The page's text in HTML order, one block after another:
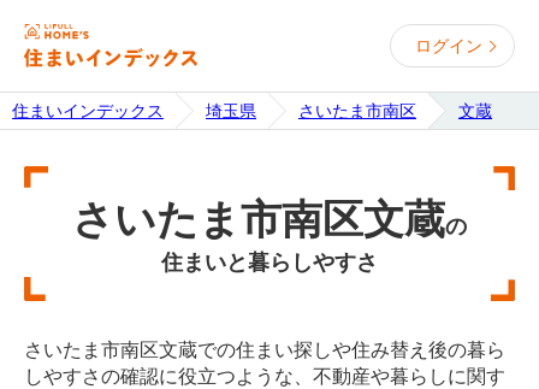
ログイン
住まいインデックス 埼玉県 さいたま市南区 文蔵
さいたま市南区文蔵の
住まいと暮らしやすさ
さいたま市南区文蔵での住まい探しや住み替え後の暮ら
しやすさの確認に役立つような、不動産や暮らしに関す